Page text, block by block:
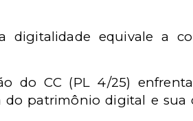
digitalidade equivale a
do CC (PL 4/25)
do patrimônio digital e sua